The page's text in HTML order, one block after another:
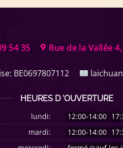
54 35 Rue de la Vallée
BE0697807112
HEURES D 'OUVERTURE
lundi:
12:00-14:00
mardi:
12:00-14:00